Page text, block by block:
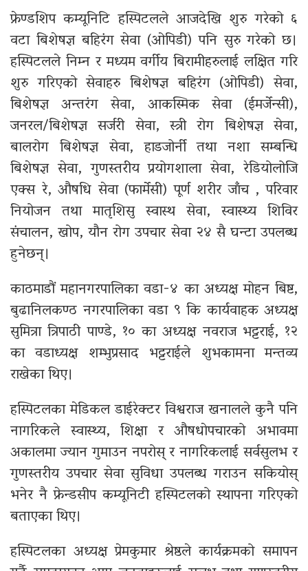
फ्रेण्डशिप कम्यूनिटि हस्पिटलले आजदेखि शुरु गरेको ६
वटा बिशेषज्ञ बहिरंग सेवा (ओपिडी) पनि सुरु गरेको छ।
हस्पिटलले निम्न र मध्यम वर्गीय बिरामीहरुलाई लक्षित गरि
शुरु गरिएको सेवाहरु बिशेषज्ञ बहिरंग (ओपिडी) सेवा,
बिशेषज्ञ अन्तरंग सेवा, आकस्मिक सेवा (ईमर्जेन्सी),
जनरल/बिशेषज्ञ सर्जरी सेवा, स्त्री रोग बिशेषज्ञ सेवा,
बालरोग बिशेषज्ञ सेवा, हाडजोर्नी तथा नशा सम्बन्धि
बिशेषज्ञ सेवा, गुणस्तरीय प्रयोगशाला सेवा, रेडियोलोजि
एक्स रे, औषधि सेवा (फार्मेसी) पूर्ण शरीर जाँच , परिवार
नियोजन तथा मातृशिसु स्वास्थ सेवा, स्वास्थ्य शिविर
संचालन, खोप, यौन रोग उपचार सेवा २४ सै घन्टा उपलब्ध
हुनेछन्।
काठमाडौं महानगरपालिका वडा-४ का अध्यक्ष मोहन बिष्ट,
बुढानिलकण्ठ नगरपालिका वडा ९ कि कार्यवाहक अध्यक्ष
सुमित्रा त्रिपाठी पाण्डे, १० का अध्यक्ष नवराज भट्टराई, १२
का वडाध्यक्ष शम्भुप्रसाद भट्टराईले शुभकामना मन्तव्य
राखेका थिए।
हस्पिटलका मेडिकल डाईरेक्टर विश्वराज खनालले कुनै पनि
नागरिकले स्वास्थ्य, शिक्षा र औषधाेपचारको अभावमा
अकालमा ज्यान गुमाउन नपरोस् र नागरिकलाई सर्वसुलभ र
गुणस्तरीय उपचार सेवा सुविधा उपलब्ध गराउन सकियोस्
भनेर नै फ्रेन्डसीप कम्यूनिटी हस्पिटलको स्थापना गरिएको
बताएका थिए।
हस्पिटलका अध्यक्ष प्रेमकुमार श्रेष्ठले कार्यक्रमको समापन